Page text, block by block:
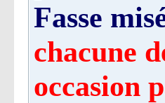
Fasse
chacune
occasion